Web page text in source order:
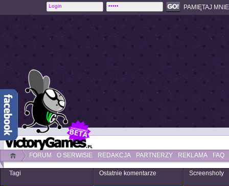
PAMIĘTAJ
FORUM O SERWISIE REDAKCJA PARTNERZY REKLAMA FAQ
Tagi Ostatnie komentarze Screenshoty